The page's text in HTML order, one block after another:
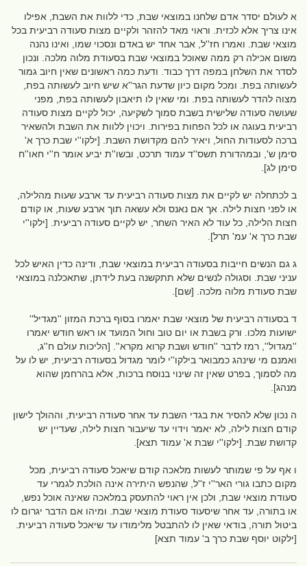
א לעולם יסדר אדם שלחנו במוצאי שבת, כדי ללוות את השבת, אפילו
אינו צריך אלא לכזית. וראוי מאד להזהר ולקיים מצות סעודה רביעית בכל
מוצאי שבת. ואמרו חז''ל, אבר אחד יש באדם ונסכוי שמו, ואינו נהנה
משום אכילה רק ממה שאוכל במוצאי שבת בסעודת מלוה מלכה. ונכון
לסדר את השלחן במפה דרך כבוד. ודעת כמה ראשונים שאין חיוב גמור
לעשותה בפת. ומכל מקום כיון שדעת הגר''א שיש חיוב לעשותה בפת,
מצוה להדר לעשותה בפת. ומי שאין לו תיאבון לעשותה בפת, מפני
שעושה סעודה שלישית בשבת סמוך לשקיעה, יכול לקיים מצות סעודה
רביעית בעוגה או לכל הפחות בפירות. ויכוין ללוות את השבת ולהשאיר
ברכה לסעודות החול, ויאיר להם מקדושת השבת. [ילקו''י שבת כרך א'
סימן ש', ובמהדורת תשס''ד עמוד תרכט, ובשו''ת יביע אומר ח''י חאו''ח
סימן לג].
ב לכתחלה יש לקיים את מצות סעודה רביעית עד ארבע שעות מהלילה,
או לפני חצות לילה. אך אם נאנס ולא עשאה תוך ארבע שעות, או קודם
חצות הלילה, כל עוד לא האיר השחר, יש לקיים סעודה רביעית. [ילקו''י
שבת כרך א' עמ' תרל].
ג גם הנשים חייבות בסעודה רביעית במוצאי שבת, ודינה כדין האיש לכל
עניני שבת. וסגולה לנשים שלא תתקשנה בעת לידתן, שתאכלנה במוצאי
שבת סעודת מלוה מלכה. [שם].
ד בסעודה רביעית של מוצאי שבת יאמרו בסוף ברכת המזון ''מגדיל''
ישועות מלכו. ורק בשבת או יום טוב וחול המועד או ראש חודש יאמרו
''מגדול'', רמז לדבר ''חודש ושבת קרוא מקרא''. [הליכות עולם ח''ג,
ואמנם מי שינהג כמבואר בילקו''י לומר מגדול בסעודה רביעית, יש לו על
מה לסמוך, בפרט שאין זה שינוי בנוסח ברכות, אלא בהרחמן שהוא
מנהג].
ה נכון שלא להסיר את בגדי השבת עד אחר סעודה רביעית, וההולך לישון
קודם חצות לילה, לא יאמר וידוי עד שיעבור חצות לילה, שעדיין יש
קדושת שבת. [ילקו''י שבת א' עמוד תצא].
ו אף על פי שמותר לעשות מלאכה קודם שיאכל סעודה רביעית, מכל
מקום כתבו גורי האר''י ז''ל, שהנפש היתירה אינה הולכת לגמרי עד
סעודת מוצאי שבת, ולכן אין ראוי להתעסק במלאכה שאינה אוכל נפש,
או בתורה, עד אחר שיסעוד סעודת מוצאי שבת. ומיהו אם הדבר יגרום לו
ביטול תורה, בודאי שאין לו להתבטל מלימודו עד שיאכל סעודה רביעית.
[ילקוט יוסף שבת כרך ב' עמוד תצא]